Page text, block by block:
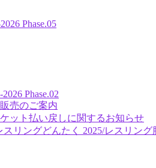
Phase.05
Phase.02
売のご案内
ット払い戻しに関するお知らせ
スリングどんたく 2025/レスリング